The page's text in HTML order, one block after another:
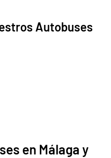
Autobuses
en Málaga y